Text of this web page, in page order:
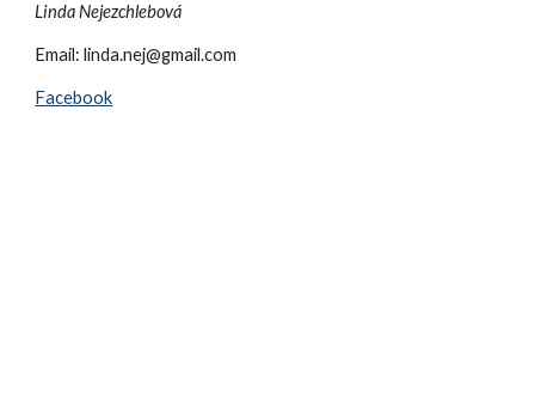
Linda Nejezchlebová
Email: linda.nej@gmail.com
Facebook